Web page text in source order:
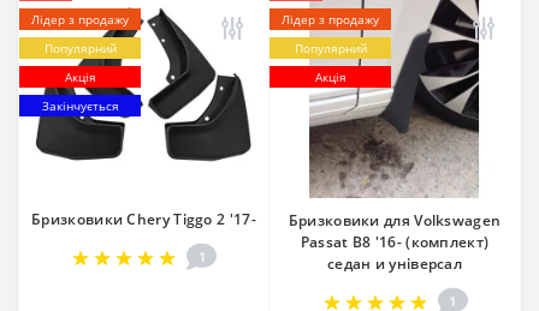
Лідер з продажу
Популярний
Акція
Закінчується
Бризковики Chery Tiggo 2 '17-
1
Лідер з продажу
Популярний
Акція
Бризковики для Volkswagen
Passat B8 '16- (комплект)
седан и універсал
1